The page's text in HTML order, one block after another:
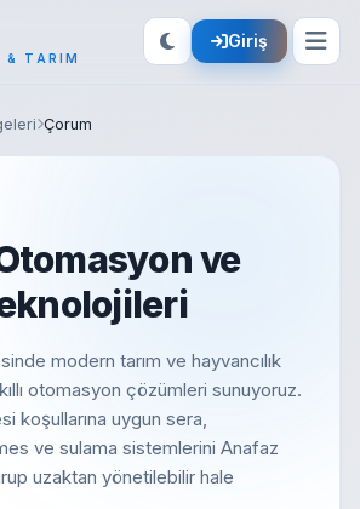
& TARIM
Giriş
Çorum
ve
modern tarım ve hayvancılık
otomasyon çözümleri sunuyoruz.
koşullarına uygun sera,
ve sulama sistemlerini Anafaz
uzaktan yönetilebilir hale